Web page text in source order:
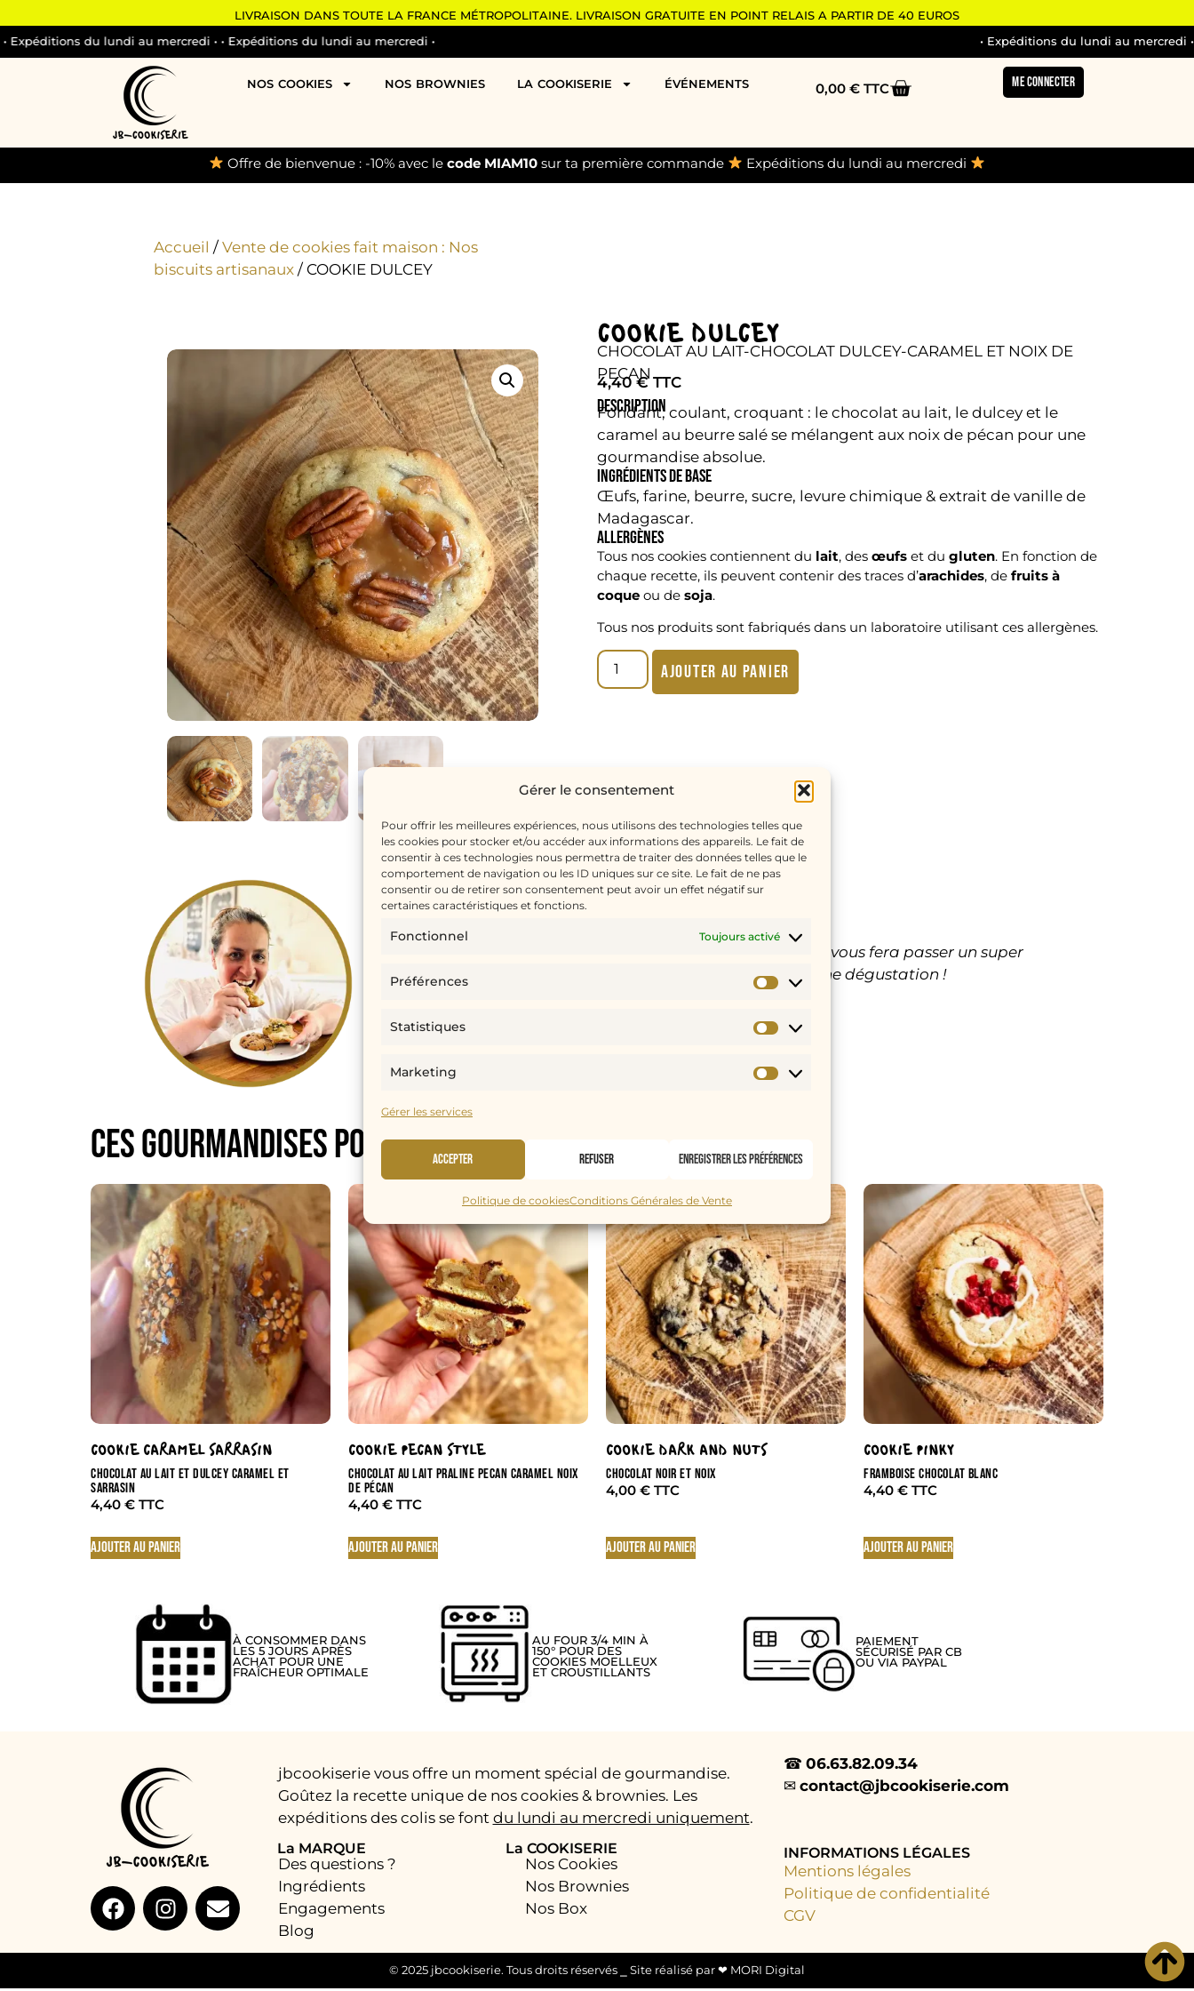
Gérer le consentement
Pour offrir les meilleures expériences, nous utilisons des technologies telles que
les cookies pour stocker et/ou accéder aux informations des appareils. Le fait de
consentir à ces technologies nous permettra de traiter des données telles que le
comportement de navigation ou les ID uniques sur ce site. Le fait de ne pas
consentir ou de retirer son consentement peut avoir un effet négatif sur
certaines caractéristiques et fonctions.
Fonctionnel Toujours activé
Préférences
Statistiques
Marketing
Gérer les services
Accepter Refuser Enregistrer les préférences
Politique de cookiesConditions Générales de Vente
LIVRAISON DANS TOUTE LA FRANCE MÉTROPOLITAINE. LIVRAISON GRATUITE EN POINT RELAIS A PARTIR DE 40 EUROS
du lundi au mercredi •• Expéditions du lundi au mercredi • • Expéditions du lundi au mercredi ••
NOS COOKIES NOS BROWNIES LA COOKISERIE ÉVÉNEMENTS 0,00€ ME CONNECTER
Offre de bienvenue : -10% avec le code MIAM10sur ta première commande Expéditions du lundi au mercredi
Accueil / Vente de cookies fait maison : Nos
biscuits artisanaux/ COOKIE DULCEY
COOKIE DULCEY
CHOCOLAT AU LAIT-CHOCOLAT DULCEY-CARAMEL ET NOIX DE
PECAN
4,40€
DESCRIPTION
Fondant, coulant, croquant : le chocolat au lait, le dulcey et le
caramel au beurre salé se mélangent aux noix de pécan pour une
gourmandise absolue.
INGRÉDIENTS DE BASE
Œufs, farine, beurre, sucre, levure chimique & extrait de vanille de
Madagascar.
ALLERGÈNES
Tous nos cookies contiennent du lait, des œufs et du gluten. En fonction de
chaque recette, ils peuvent contenir des traces d’arachides, de fruits à
coque ou de soja.
Tous nos produits sont fabriqués dans un laboratoire utilisant ces allergènes.
Ajouter au panier
Bon choix ! J'espère que cette gourmandise vous fera passer un super
moment. J'ai hâte d'avoir votre retour. Bonne dégustation !
CES GOURMANDISES POURRAIENT AUSSI VOUS PLAIRE...
COOKIE CARAMEL SARRASIN
CHOCOLAT AU LAIT ET DULCEY CARAMEL ET
SARRASIN
4,40 €
Ajouter au panier
COOKIE PECAN STYLE
CHOCOLAT AU LAIT PRALINE PÉCAN CARAMEL NOIX
DE PÉCAN
4,40 €
Ajouter au panier
COOKIE DARK AND NUTS
CHOCOLAT NOIR ET NOIX
4,00 €
Ajouter au panier
COOKIE PINKY
FRAMBOISE CHOCOLAT BLANC
4,40 €
Ajouter au panier
À CONSOMMER DANS
LES 5 JOURS APRÈS
ACHAT POUR UNE
FRAÎCHEUR OPTIMALE
AU FOUR 3/4 MIN À
150° POUR DES
COOKIES MOELLEUX
ET CROUSTILLANTS
PAIEMENT
SÉCURISÉ PAR CB
OU VIA PAYPAL
jbcookiserie vous offre un moment spécial de gourmandise.
Goûtez la recette unique de nos cookies & brownies. Les
expéditions des colis se font du lundi au mercredi uniquement.
La MARQUE La COOKISERIE
Des questions ?
Ingrédients
Engagements
Blog
Nos Cookies
Nos Brownies
Nos Box
☎︎ 06.63.82.09.34
✉︎ contact@jbcookiserie.com
INFORMATIONS LÉGALES
Mentions légales
Politique de confidentialité
CGV
© 2025 jbcookiserie. Tous droits réservés ⎯ Site réalisé par ❤︎ MORI Digital